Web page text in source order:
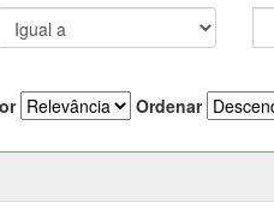
Ordenar